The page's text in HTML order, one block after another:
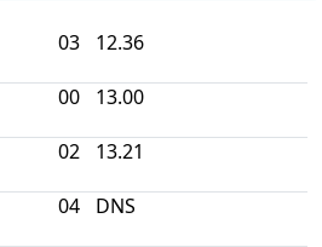
03 12.36
00 13.00
02 13.21
04 DNS